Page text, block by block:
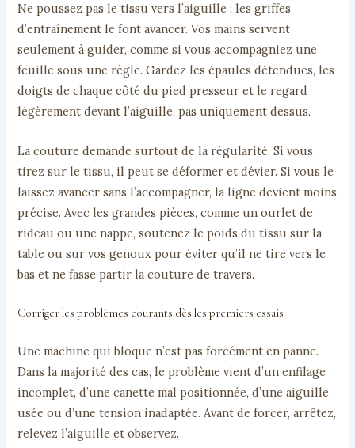
Ne poussez pas le tissu vers l’aiguille : les griffes
d’entraînement le font avancer. Vos mains servent
seulement à guider, comme si vous accompagniez une
feuille sous une règle. Gardez les épaules détendues, les
doigts de chaque côté du pied presseur et le regard
légèrement devant l’aiguille, pas uniquement dessus.
La couture demande surtout de la régularité. Si vous
tirez sur le tissu, il peut se déformer et dévier. Si vous le
laissez avancer sans l’accompagner, la ligne devient moins
précise. Avec les grandes pièces, comme un ourlet de
rideau ou une nappe, soutenez le poids du tissu sur la
table ou sur vos genoux pour éviter qu’il ne tire vers le
bas et ne fasse partir la couture de travers.
Corriger les problèmes courants dès les premiers essais
Une machine qui bloque n’est pas forcément en panne.
Dans la majorité des cas, le problème vient d’un enfilage
incomplet, d’une canette mal positionnée, d’une aiguille
usée ou d’une tension inadaptée. Avant de forcer, arrêtez,
relevez l’aiguille et observez.